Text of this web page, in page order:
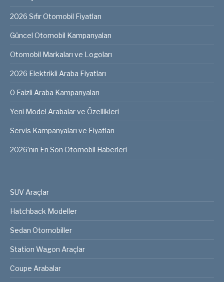
2026 Sıfır Otomobil Fiyatları
Güncel Otomobil Kampanyaları
Otomobil Markaları ve Logoları
2026 Elektrikli Araba Fiyatları
0 Faizli Araba Kampanyaları
Yeni Model Arabalar ve Özellikleri
Servis Kampanyaları ve Fiyatları
2026’nın En Son Otomobil Haberleri
SUV Araçlar
Hatchback Modeller
Sedan Otomobiller
Station Wagon Araçlar
Coupe Arabalar